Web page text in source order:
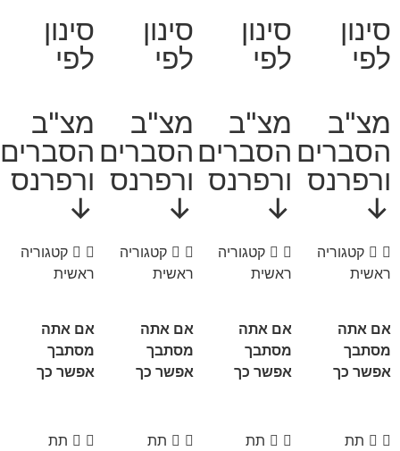
סינון
לפי
מצ"ב
הסברים
ורפרנס
↓
קטגוריה
ראשית
אם אתה
מסתבך
אפשר כך
תת
סינון
לפי
מצ"ב
הסברים
ורפרנס
↓
קטגוריה
ראשית
אם אתה
מסתבך
אפשר כך
תת
סינון
לפי
מצ"ב
הסברים
ורפרנס
↓
קטגוריה
ראשית
אם אתה
מסתבך
אפשר כך
תת
סינון
לפי
מצ"ב
הסברים
ורפרנס
↓
קטגוריה
ראשית
אם אתה
מסתבך
אפשר כך
תת